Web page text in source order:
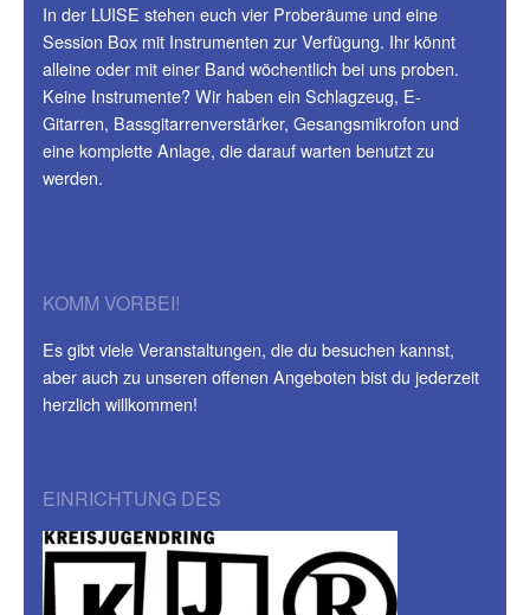
In der LUISE stehen euch vier Proberäume und eine
Session Box mit Instrumenten zur Verfügung. Ihr könnt
alleine oder mit einer Band wöchentlich bei uns proben.
Keine Instrumente? Wir haben ein Schlagzeug, E-
Gitarren, Bassgitarrenverstärker, Gesangsmikrofon und
eine komplette Anlage, die darauf warten benutzt zu
werden.
KOMM VORBEI!
Es gibt viele Veranstaltungen, die du besuchen kannst,
aber auch zu unseren offenen Angeboten bist du jederzeit
herzlich willkommen!
EINRICHTUNG DES